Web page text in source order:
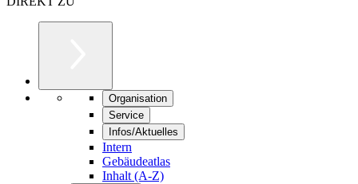
Organisation
Service
Infos/Aktuelles
Intern
Gebäudeatlas
Inhalt (A-Z)